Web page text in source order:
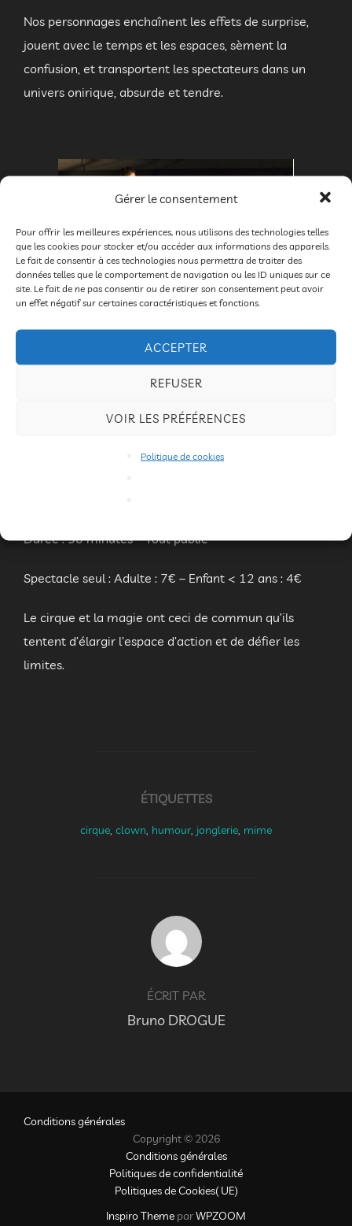
Gérer le consentement
Pour offrir les meilleures expériences, nous utilisons des technologies telles
que les cookies pour stocker et/ou accéder aux informations des appareils.
Le fait de consentir à ces technologies nous permettra de traiter des
données telles que le comportement de navigation ou les ID uniques sur ce
site. Le fait de ne pas consentir ou de retirer son consentement peut avoir
un effet négatif sur certaines caractéristiques et fonctions.
ACCEPTER
REFUSER
VOIR LES PRÉFÉRENCES
Politique de cookies
Nos personnages enchaînent les effets de surprise,
jouent avec le temps et les espaces, sèment la
confusion, et transportent les spectateurs dans un
univers onirique, absurde et tendre.
Durée : 50 minutes – Tout public
Spectacle seul : Adulte : 7€ – Enfant < 12 ans : 4€
Le cirque et la magie ont ceci de commun qu’ils
tentent d’élargir l’espace d’action et de défier les
limites.
ÉTIQUETTES
cirque, clown, humour, jonglerie, mime
AUTEUR DE LA PUBLICATION
ÉCRIT PAR
Bruno DROGUE
Conditions générales
Copyright © 2026
Conditions générales
Politiques de confidentialité
Politiques de Cookies( UE)
Inspiro Theme parWPZOOM